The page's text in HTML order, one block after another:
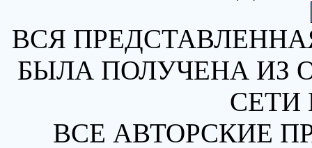
ВСЯ
БЫЛА ПОЛУЧЕНА ИЗ
СЕТИ
ВСЕ АВТОРСКИЕ